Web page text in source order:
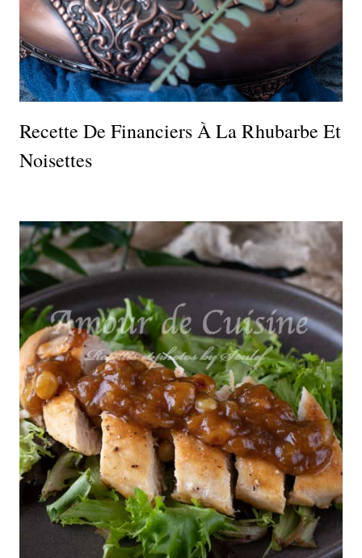
Recette De Financiers À La Rhubarbe Et
Noisettes